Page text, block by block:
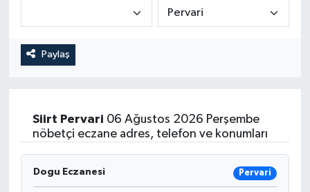
Paylaş
Siirt Pervari 06 Ağustos 2026 Perşembe
nöbetçi eczane adres, telefon ve konumları
Dogu Eczanesi Pervari
Son Dakika Haberleri